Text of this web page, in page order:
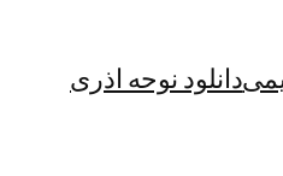
دانلود نوحه اذری